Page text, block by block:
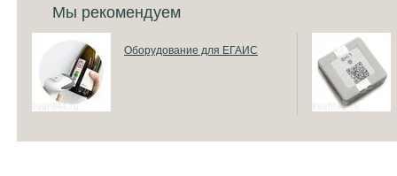
Мы рекомендуем
Оборудование для ЕГАИС